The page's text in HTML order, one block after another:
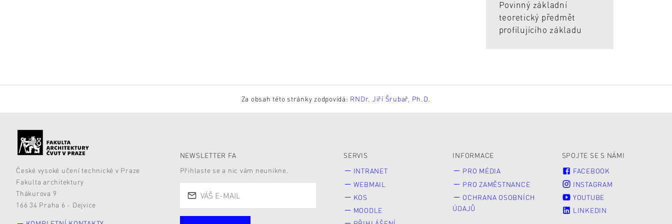
Povinný základní
teoretický předmět
profilujícího základu
Za obsah této stránky zodpovídá: RNDr. Jiří Šrubař, Ph.D.
České vysoké učení technické v Praze
Fakulta architektury
Thákurova 9
166 34 Praha 6 - Dejvice
NEWSLETTER FA
Přihlaste se a nic vám neunikne.
SERVIS
INTRANET
WEBMAIL
KOS
MOODLE
INFORMACE
PRO MÉDIA
PRO ZAMĚSTNANCE
OCHRANA OSOBNÍCH
ÚDAJŮ
SPOJTE SE S NÁMI
FACEBOOK
INSTAGRAM
YOUTUBE
LINKEDIN